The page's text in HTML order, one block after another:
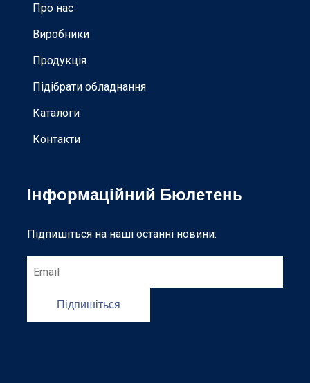
Про нас
Виробники
Продукція
Підібрати обладнання
Каталоги
Контакти
Інформаційний Бюлетень
Підпишіться на наші останні новини:
Підпишіться